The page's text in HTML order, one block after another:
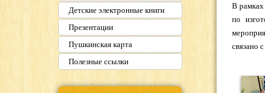
Детские электронные книги
Презентации
Пушкинская карта
Полезные ссылки
В рамках
по
связано